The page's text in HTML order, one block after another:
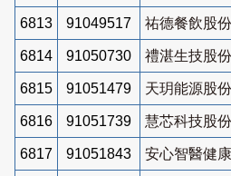
6813 91049517 祐德餐飲股
6814 91050730 禮湛生技股
6815 91051479 天玥能源股
6816 91051739 慧芯科技股
6817 91051843 安心智醫健